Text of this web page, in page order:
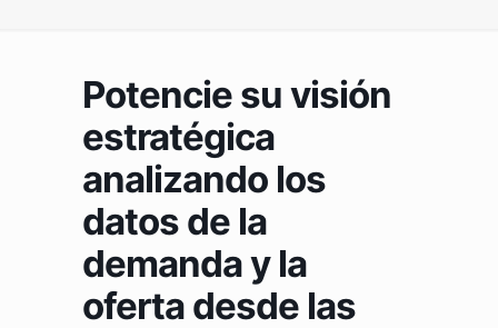
Potencie su visión
estratégica
analizando los
datos de la
demanda y la
oferta desde las